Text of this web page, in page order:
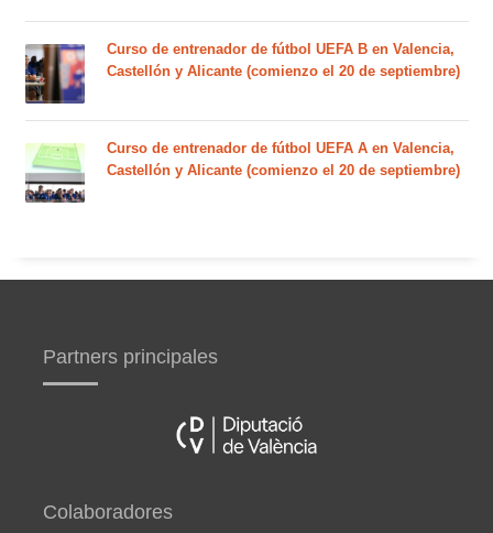
Curso de entrenador de fútbol UEFA B en Valencia,
Castellón y Alicante (comienzo el 20 de septiembre)
Curso de entrenador de fútbol UEFA A en Valencia,
Castellón y Alicante (comienzo el 20 de septiembre)
Partners principales
Colaboradores